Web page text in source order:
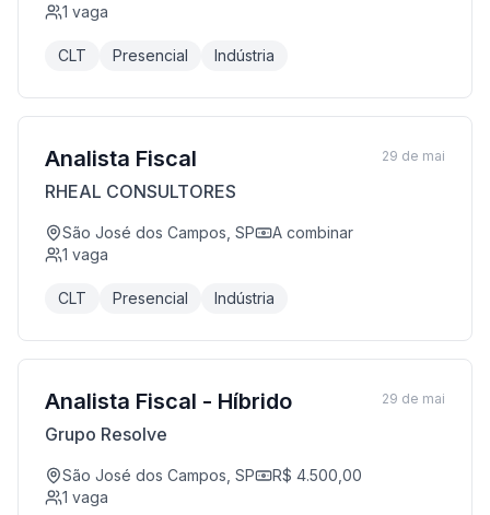
1 vaga
CLT Presencial Indústria
Analista Fiscal
RHEAL CONSULTORES
São José dos Campos, SP
A combinar
1 vaga
CLT Presencial Indústria
29 de mai
Analista Fiscal - Híbrido
Grupo Resolve
São José dos Campos, SP
R$ 4.500,00
1 vaga
29 de mai